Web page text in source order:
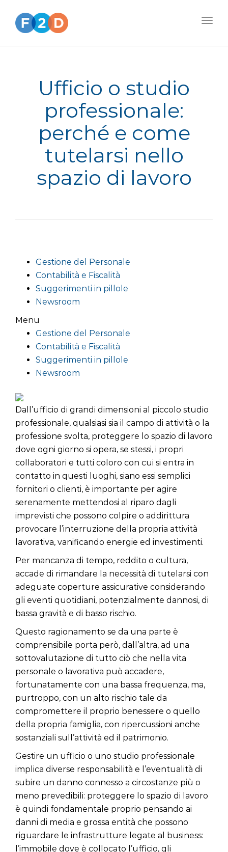
Ufficio o studio
professionale:
perché e come
tutelarsi nello
spazio di lavoro
Gestione del Personale
Contabilità e Fiscalità
Suggerimenti in pillole
Newsroom
Menu
Gestione del Personale
Contabilità e Fiscalità
Suggerimenti in pillole
Newsroom
Dall’ufficio di grandi dimensioni al piccolo studio
professionale, qualsiasi sia il campo di attività o la
professione svolta, proteggere lo spazio di lavoro
dove ogni giorno si opera, se stessi, i propri
collaboratori e tutti coloro con cui si entra in
contatto in questi luoghi, siano essi semplici
fornitori o clienti, è importante per agire
serenamente mettendosi al riparo dagli
imprevisti che possono colpire o addirittura
provocare l’interruzione della propria attività
lavorativa, vanificando energie ed investimenti.
Per mancanza di tempo, reddito o cultura,
accade di rimandare la necessità di tutelarsi con
adeguate coperture assicurative considerando
gli eventi quotidiani, potenzialmente dannosi, di
bassa gravità e di basso rischio.
Questo ragionamento se da una parte è
comprensibile porta però, dall’altra, ad una
sottovalutazione di tutto ciò che nella vita
personale o lavorativa può accadere,
fortunatamente con una bassa frequenza, ma,
purtroppo, con un alto rischio tale da
compromettere il proprio benessere o quello
della propria famiglia, con ripercussioni anche
sostanziali sull’attività ed il patrimonio.
Gestire un ufficio o uno studio professionale
implica diverse responsabilità e l’eventualità di
subire un danno connesso a circostanze più o
meno prevedibili: proteggere lo spazio di lavoro
è quindi fondamentale proprio pensando ai
danni di media e grossa entità che possono
riguardare le infrastrutture legate al business:
l’immobile dove è collocato l’ufficio, gli